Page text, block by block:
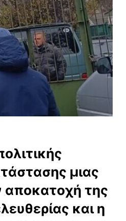
μιας
αποκατοχή της
και η